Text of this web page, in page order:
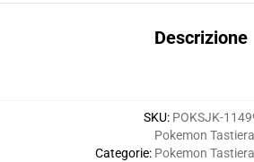
Descrizione
SKU: POKSJK-
Categorie:
Pokemon
Pokemon